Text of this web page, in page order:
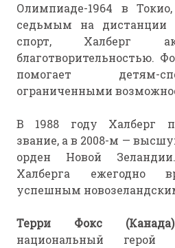
Олимпиаде-1964 в
седьмым на дистанции
спорт, Халберг
благотворительностью.
помогает детям-
ограниченными
В 1988 году Халберг
звание, а в 2008-м —
орден Новой
Халберга ежегодно
успешным
Терри Фокс (Канада)
национальный